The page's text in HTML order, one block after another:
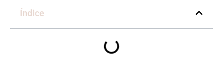
Índice